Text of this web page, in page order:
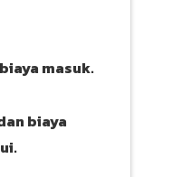
masuk.
biaya